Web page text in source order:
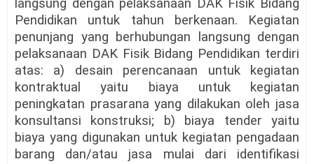
langsung dengan pelaksanaan DAK Fisik Bidang
Pendidikan untuk tahun berkenaan. Kegiatan
penunjang yang berhubungan langsung dengan
pelaksanaan DAK Fisik Bidang Pendidikan terdiri
atas: a) desain perencanaan untuk kegiatan
kontraktual yaitu biaya untuk kegiatan
peningkatan prasarana yang dilakukan oleh jasa
konsultansi konstruksi; b) biaya tender yaitu
biaya yang digunakan untuk kegiatan pengadaan
barang dan/atau jasa mulai dari identifikasi